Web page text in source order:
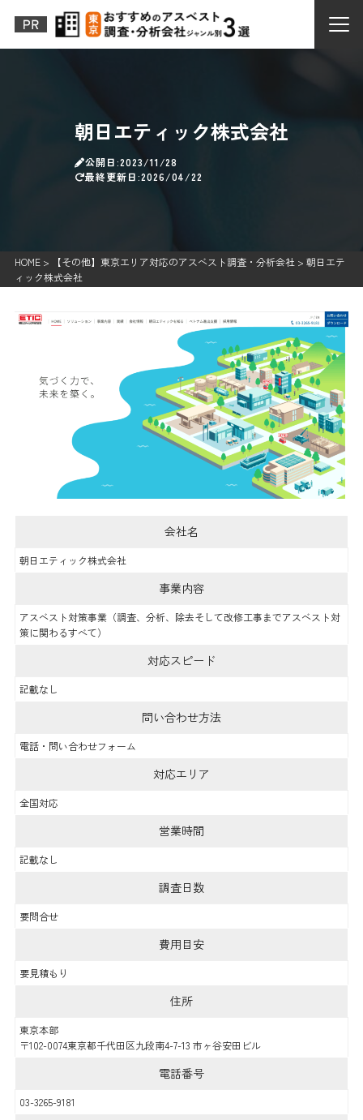
朝日エティック株式会社
公開日:2023/11/28
最終更新日:2026/04/22
HOME> 【その他】東京エリア対応のアスベスト調査・分析会社 > 朝日エテ
ィック株式会社
会社名
朝日エティック株式会社
事業内容
アスベスト対策事業（調査、分析、除去そして改修工事までアスベスト対
策に関わるすべて）
対応スピード
記載なし
問い合わせ方法
電話・問い合わせフォーム
対応エリア
全国対応
営業時間
記載なし
調査日数
要問合せ
費用目安
要見積もり
住所
東京本部
〒102-0074東京都千代田区九段南4-7-13 市ヶ谷安田ビル
電話番号
03-3265-9181